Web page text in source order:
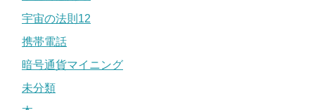
宇宙の法則12
携帯電話
暗号通貨マイニング
未分類